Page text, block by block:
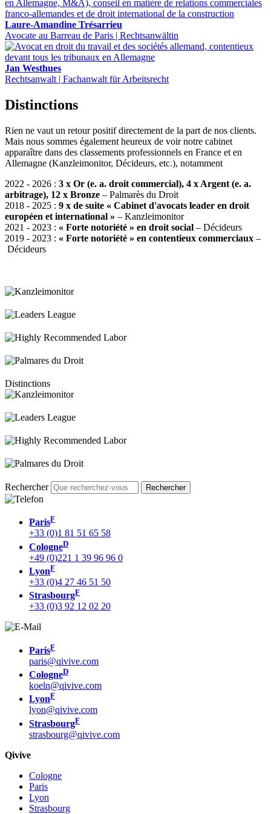
Laure-Amandine Trésarrieu
Avocate au Barreau de Paris | Rechtsanwältin
Jan Westhues
Rechtsanwalt | Fachanwalt für Arbeitsrecht
Distinctions
Rien ne vaut un retour positif directement de la part de nos clients.
Mais nous sommes également heureux de voir notre cabinet
apparaître dans des classements professionnels en France et en
Allemagne (Kanzleimonitor, Décideurs, etc.), notamment
2022 - 2026 : 3 x Or (e. a. droit commercial), 4 x Argent (e. a.
arbitrage), 12 x Bronze – Palmarès du Droit
2018 - 2025 : 9 x de suite « Cabinet d'avocats leader en droit
européen et international » – Kanzleimonitor
2021 - 2023 : « Forte notoriété » en droit social – Décideurs
2019 - 2023 : « Forte notoriété » en contentieux commerciaux –
Décideurs
Distinctions
Rechercher
ParisF
+33 (0)1 81 51 65 58
CologneD
+49 (0)221 1 39 96 96 0
LyonF
+33 (0)4 27 46 51 50
StrasbourgF
+33 (0)3 92 12 02 20
ParisF
paris@qivive.com
CologneD
koeln@qivive.com
LyonF
lyon@qivive.com
StrasbourgF
strasbourg@qivive.com
Qivive
Cologne
Paris
Lyon
Strasbourg